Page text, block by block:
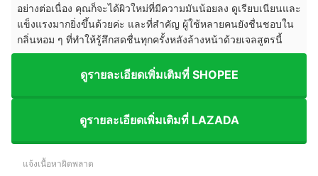
อย่างต่อเนื่อง คุณก็จะได้ผิวใหม่ที่มีความมันน้อยลง ดูเรียบเนียนและ
แข็งแรงมากยิ่งขึ้นด้วยค่ะ และที่สำคัญ ผู้ใช้หลายคนยังชื่นชอบใน
กลิ่นหอม ๆ ที่ทำให้รู้สึกสดชื่นทุกครั้งหลังล้างหน้าด้วยเจลสูตรนี้
ดูรายละเอียดเพิ่มเติมที่ SHOPEE
ดูรายละเอียดเพิ่มเติมที่ LAZADA
แจ้งเนื้อหาผิดพลาด